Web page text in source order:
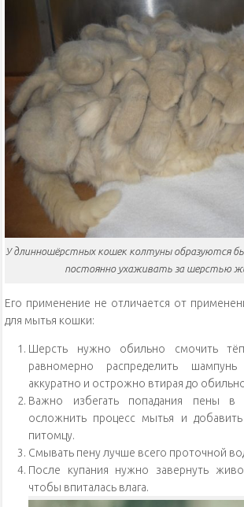
У длинношёрстных кошек колтуны образуются
постоянно ухаживать за шерстью
Его применение не отличается от
для мытья кошки:
Шерсть нужно обильно смочить
равномерно распределить
аккуратно и острожно втирая до
Важно избегать попадания пены в
осложнить процесс мытья и
питомцу.
Смывать пену лучше всего проточной
После купания нужно завернуть
чтобы впиталась влага.